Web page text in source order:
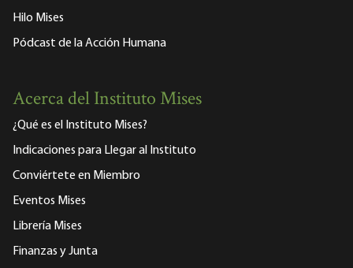
Hilo Mises
Pódcast de la Acción Humana
Acerca del Instituto Mises
¿Qué es el Instituto Mises?
Indicaciones para Llegar al Instituto
Conviértete en Miembro
Eventos Mises
Librería Mises
Finanzas y Junta